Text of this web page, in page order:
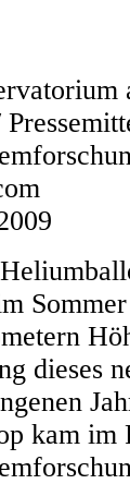
dieses
kam